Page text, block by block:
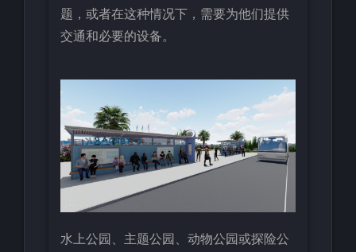
题，或者在这种情况下，需要为他们提供
交通和必要的设备。
水上公园、主题公园、动物公园或探险公